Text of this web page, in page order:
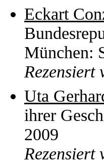
Eckart
München:
Rezensiert
Uta
ihrer
2009
Rezensiert